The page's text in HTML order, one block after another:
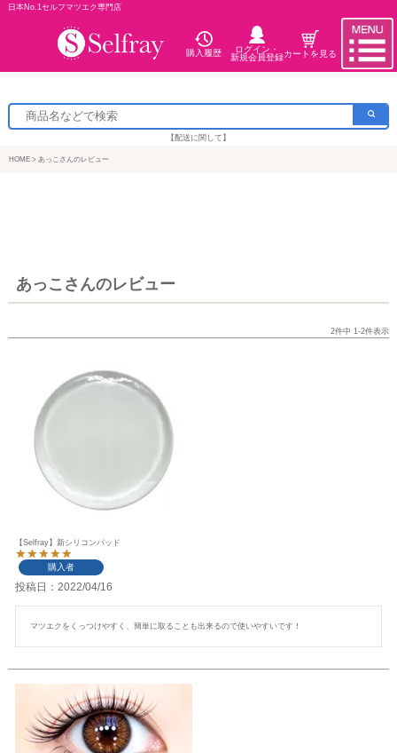
日本No.1セルフマツエク専門店
購入履歴
ログイン・
新規会員登録カートを見る
【配送に関して】
HOME あっこさんのレビュー
あっこさんのレビュー
2件中 1-2件表示
【Selfray】新シリコンパッド
購入者
投稿日 2022/04/16
マツエクをくっつけやすく、簡単に取ることも出来るので使いやすいです！